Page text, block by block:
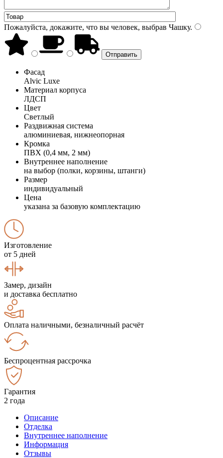
Пожалуйста, докажите, что вы человек, выбрав Чашку.
Фасад
Alvic Luxe
Материал корпуса
ЛДСП
Цвет
Светлый
Раздвижная система
алюминиевая, нижнеопорная
Кромка
ПВХ (0,4 мм, 2 мм)
Внутреннее наполнение
на выбор (полки, корзины, штанги)
Размер
индивидуальный
Цена
указана за базовую комплектацию
Изготовление
от 5 дней
Замер, дизайн
и доставка бесплатно
Оплата наличными, безналичный расчёт
Беспроцентная рассрочка
Гарантия
2 года
Описание
Отделка
Внутреннее наполнение
Информация
Отзывы